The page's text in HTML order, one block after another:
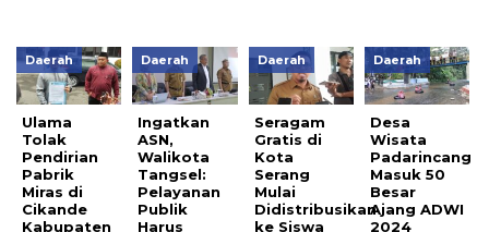
Daerah
Ulama
Tolak
Pendirian
Pabrik
Miras di
Cikande
Kabupaten
Daerah
Ingatkan
ASN,
Walikota
Tangsel:
Pelayanan
Publik
Harus
Daerah
Seragam
Gratis di
Kota
Serang
Mulai
Didistribusikan
ke Siswa
Daerah
Desa
Wisata
Padarincang
Masuk 50
Besar
Ajang ADWI
2024